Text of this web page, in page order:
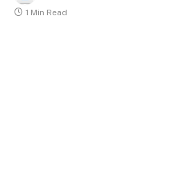
1 Min Read